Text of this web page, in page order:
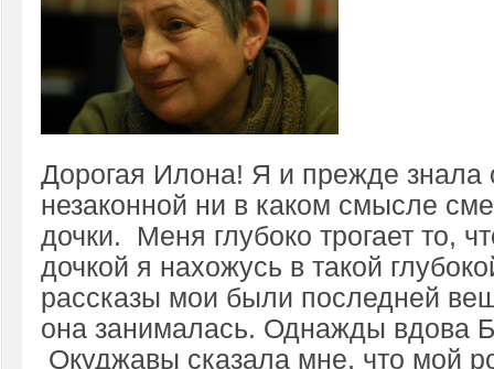
Дорогая Илона! Я и прежде знала
незаконной ни в каком смысле
дочки. Меня глубоко трогает то,
дочкой я нахожусь в такой
рассказы мои были последней
она занималась. Однажды вдова
Окуджавы сказала мне, что мой